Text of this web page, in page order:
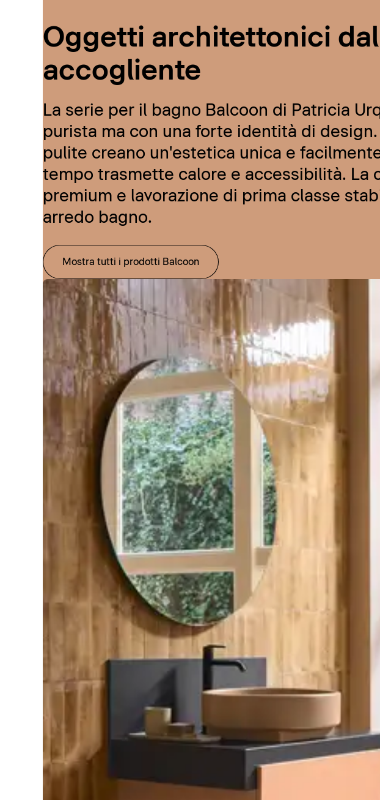
Oggetti architettonici
accogliente
La serie per il bagno Balcoon di Patricia
purista ma con una forte identità di
pulite creano un'estetica unica e
tempo trasmette calore e accessibilità. La
premium e lavorazione di prima classe
arredo bagno.
Mostra tutti i prodotti Balcoon